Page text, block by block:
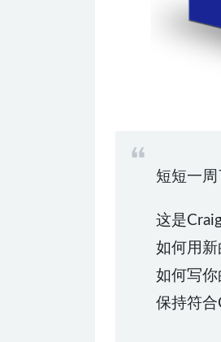
短短一周
这是
如何用
如何写你
保持符合